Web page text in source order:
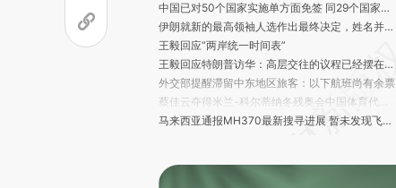
中国已对50个国家实施单方面免签 同29个国家全面互免签证
伊朗就新的最高领袖人选作出最终决定，姓名并未被透露
王毅回应“两岸统一时间表”
王毅回应特朗普访华：高层交往的议程已经摆在桌面上
外交部提醒滞留中东地区旅客：以下航班尚有余票
蔡佳云夺得米兰-科尔蒂纳冬残奥会中国体育代表团首枚金牌
马来西亚通报MH370最新搜寻进展 暂未发现飞机残骸